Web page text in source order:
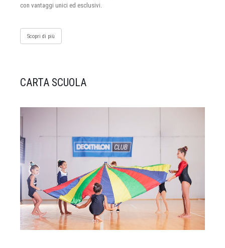
con vantaggi unici ed esclusivi.
Scopri di più
CARTA SCUOLA